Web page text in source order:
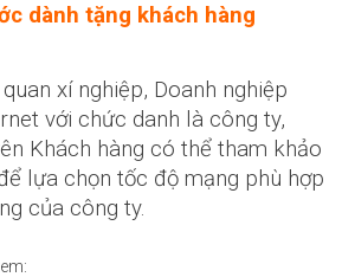
dành tặng khách hàng
xí nghiệp, Doanh nghiệp
với chức danh là công ty,
Khách hàng có thể tham khảo
lựa chọn tốc độ mạng phù hợp
của công ty.